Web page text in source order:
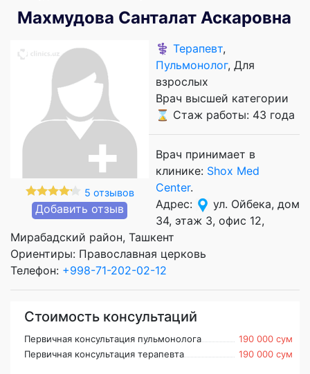
Махмудова Санталат Аскаровна
5 отзывов
Добавить отзыв
⚕️ Терапевт,
Пульмонолог, Для
взрослых
Врач высшей категории
⌛ Стаж работы: 43 года
Врач принимает в
клинике: Shox Med
Center.
Адрес:
ул. Ойбека, дом
34, этаж 3, офис 12,
Мирабадский район, Ташкент
Ориентиры: Православная церковь
Телефон: +998-71-202-02-12
Стоимость консультаций
Первичная консультация пульмонолога
190 000 сум
Первичная консультация терапевта
190 000 сум